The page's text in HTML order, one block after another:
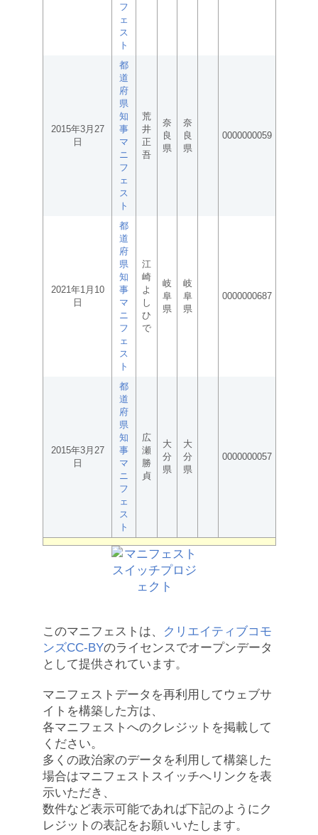
フ
ェ
ス
ト
2015年3月27
日
都
道
府
県
知
事
マ
ニ
フ
ェ
ス
ト
荒
井
正
吾
奈
良
県
奈
良
県
0000000059
2021年1月10
日
都
道
府
県
知
事
マ
ニ
フ
ェ
ス
ト
江
崎
よ
し
ひ
で
岐
阜
県
岐
阜
県
0000000687
2015年3月27
日
都
道
府
県
知
事
マ
ニ
フ
ェ
ス
ト
広
瀬
勝
貞
大
分
県
大
分
県
0000000057
このマニフェストは、
クリエイティブコモ
ンズCC-BYのライセンスでオープンデータ
として提供されています。
マニフェストデータを再利用してウェブサ
イトを構築した方は、
各マニフェストへのクレジットを掲載して
ください。
多くの政治家のデータを利用して構築した
場合はマニフェストスイッチへリンクを表
示いただき、
数件など表示可能であれば下記のようにク
レジットの表記をお願いいたします。